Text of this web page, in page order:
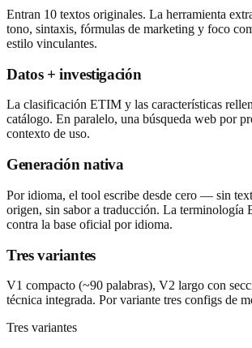
Entran 10 textos originales. La herramienta
tono, sintaxis, fórmulas de marketing y foco
estilo vinculantes.
Datos + investigación
La clasificación ETIM y las características
catálogo. En paralelo, una búsqueda web por
contexto de uso.
Generación nativa
Por idioma, el tool escribe desde cero — sin
origen, sin sabor a traducción. La terminología
contra la base oficial por idioma.
Tres variantes
V1 compacto (~90 palabras), V2 largo con
técnica integrada. Por variante tres configs de
Tres variantes